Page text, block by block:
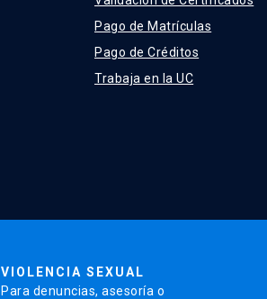
Pago de Matrículas
Pago de Créditos
Trabaja en la UC
VIOLENCIA SEXUAL
Para denuncias, asesoría o